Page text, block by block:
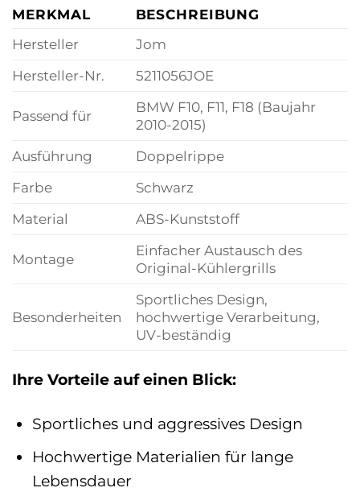
MERKMAL
BESCHREIBUNG
Hersteller
Jom
Hersteller-Nr.
5211056JOE
Passend für
BMW F10, F11, F18 (Baujahr
2010-2015)
Ausführung
Doppelrippe
Farbe
Schwarz
Material
ABS-Kunststoff
Montage
Einfacher Austausch des
Original-Kühlergrills
Besonderheiten
Sportliches Design,
hochwertige Verarbeitung,
UV-beständig
Ihre Vorteile auf einen Blick:
Sportliches und aggressives Design
Hochwertige Materialien für lange
Lebensdauer